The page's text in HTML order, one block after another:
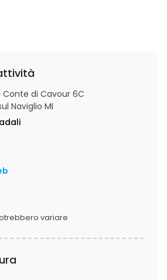
Conte di Cavour 6C
Naviglio MI
variare